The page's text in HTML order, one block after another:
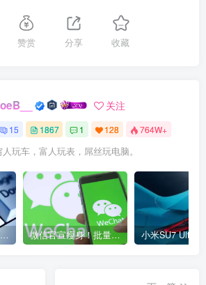
赞赏 分享 收藏
关注
15 1867 1 128 764W+
人玩车，富人玩表，屌丝玩电脑。
移动光猫超级密码是多少？移动光猫超级管理员后台账号与密码 微信官宣瘦身！批量清理原图新功能来了 安卓、iOS均可使用